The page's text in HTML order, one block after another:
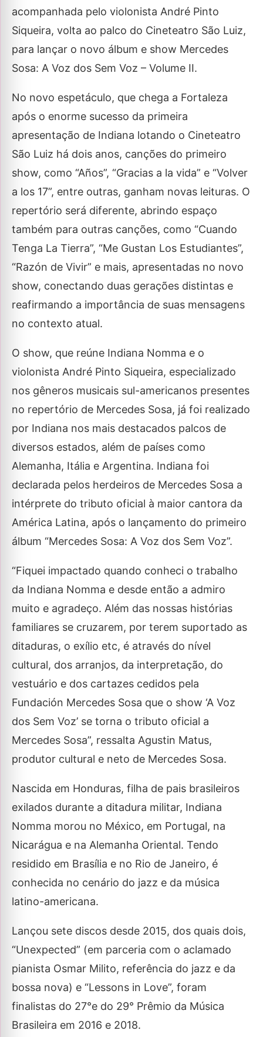
acompanhada pelo violonista André Pinto
Siqueira, volta ao palco do Cineteatro São Luiz,
para lançar o novo álbum e show Mercedes
Sosa: A Voz dos Sem Voz – Volume II.
No novo espetáculo, que chega a Fortaleza
após o enorme sucesso da primeira
apresentação de Indiana lotando o Cineteatro
São Luiz há dois anos, canções do primeiro
show, como “Años”, “Gracias a la vida” e “Volver
a los 17”, entre outras, ganham novas leituras. O
repertório será diferente, abrindo espaço
também para outras canções, como “Cuando
Tenga La Tierra”, “Me Gustan Los Estudiantes”,
“Razón de Vivir” e mais, apresentadas no novo
show, conectando duas gerações distintas e
reafirmando a importância de suas mensagens
no contexto atual.
O show, que reúne Indiana Nomma e o
violonista André Pinto Siqueira, especializado
nos gêneros musicais sul-americanos presentes
no repertório de Mercedes Sosa, já foi realizado
por Indiana nos mais destacados palcos de
diversos estados, além de países como
Alemanha, Itália e Argentina. Indiana foi
declarada pelos herdeiros de Mercedes Sosa a
intérprete do tributo oficial à maior cantora da
América Latina, após o lançamento do primeiro
álbum “Mercedes Sosa: A Voz dos Sem Voz”.
“Fiquei impactado quando conheci o trabalho
da Indiana Nomma e desde então a admiro
muito e agradeço. Além das nossas histórias
familiares se cruzarem, por terem suportado as
ditaduras, o exílio etc, é através do nível
cultural, dos arranjos, da interpretação, do
vestuário e dos cartazes cedidos pela
Fundación Mercedes Sosa que o show ‘A Voz
dos Sem Voz’ se torna o tributo oficial a
Mercedes Sosa”, ressalta Agustin Matus,
produtor cultural e neto de Mercedes Sosa.
Nascida em Honduras, filha de pais brasileiros
exilados durante a ditadura militar, Indiana
Nomma morou no México, em Portugal, na
Nicarágua e na Alemanha Oriental. Tendo
residido em Brasília e no Rio de Janeiro, é
conhecida no cenário do jazz e da música
latino-americana.
Lançou sete discos desde 2015, dos quais dois,
“Unexpected” (em parceria com o aclamado
pianista Osmar Milito, referência do jazz e da
bossa nova) e “Lessons in Love”, foram
finalistas do 27°e do 29° Prêmio da Música
Brasileira em 2016 e 2018.